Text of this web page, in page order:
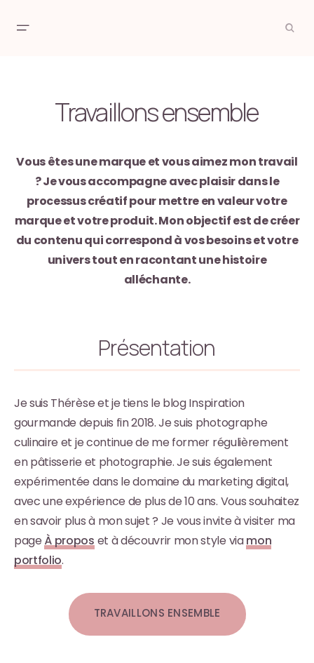
Travaillons ensemble
Vous êtes une marque et vous aimez mon travail
? Je vous accompagne avec plaisir dans le
processus créatif pour mettre en valeur votre
marque et votre produit. Mon objectif est de créer
du contenu qui correspond à vos besoins et votre
univers tout en racontant une histoire
alléchante.
Présentation
Je suis Thérèse et je tiens le blog Inspiration
gourmande depuis fin 2018. Je suis photographe
culinaire et je continue de me former régulièrement
en pâtisserie et photographie. Je suis également
expérimentée dans le domaine du marketing digital,
avec une expérience de plus de 10 ans. Vous souhaitez
en savoir plus à mon sujet ? Je vous invite à visiter ma
page À propos et à découvrir mon style viamon
portfolio.
TRAVAILLONS ENSEMBLE